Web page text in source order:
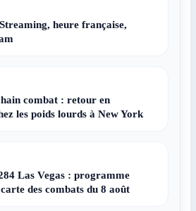
heure française,
combat : retour en
les poids lourds à New York
Las Vegas : programme
des combats du 8 août